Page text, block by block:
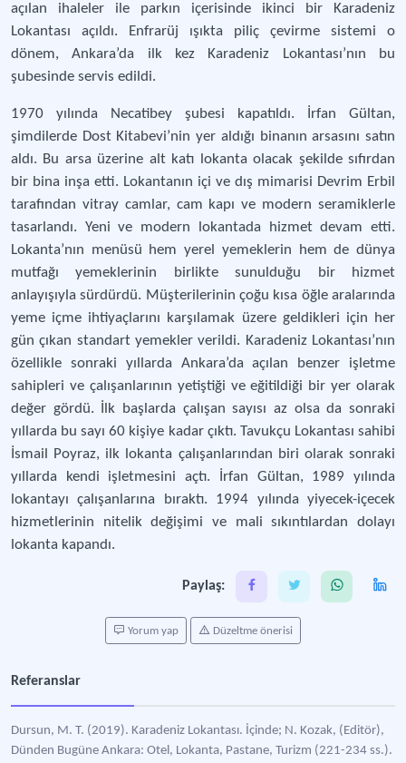
açılan ihaleler ile parkın içerisinde ikinci bir Karadeniz
Lokantası açıldı. Enfrarüj ışıkta piliç çevirme sistemi o
dönem, Ankara’da ilk kez Karadeniz Lokantası’nın bu
şubesinde servis edildi.
1970 yılında Necatibey şubesi kapatıldı. İrfan Gültan,
şimdilerde Dost Kitabevi’nin yer aldığı binanın arsasını satın
aldı. Bu arsa üzerine alt katı lokanta olacak şekilde sıfırdan
bir bina inşa etti. Lokantanın içi ve dış mimarisi Devrim Erbil
tarafından vitray camlar, cam kapı ve modern seramiklerle
tasarlandı. Yeni ve modern lokantada hizmet devam etti.
Lokanta’nın menüsü hem yerel yemeklerin hem de dünya
mutfağı yemeklerinin birlikte sunulduğu bir hizmet
anlayışıyla sürdürdü. Müşterilerinin çoğu kısa öğle aralarında
yeme içme ihtiyaçlarını karşılamak üzere geldikleri için her
gün çıkan standart yemekler verildi. Karadeniz Lokantası’nın
özellikle sonraki yıllarda Ankara’da açılan benzer işletme
sahipleri ve çalışanlarının yetiştiği ve eğitildiği bir yer olarak
değer gördü. İlk başlarda çalışan sayısı az olsa da sonraki
yıllarda bu sayı 60 kişiye kadar çıktı. Tavukçu Lokantası sahibi
İsmail Poyraz, ilk lokanta çalışanlarından biri olarak sonraki
yıllarda kendi işletmesini açtı. İrfan Gültan, 1989 yılında
lokantayı çalışanlarına bıraktı. 1994 yılında yiyecek-içecek
hizmetlerinin nitelik değişimi ve mali sıkıntılardan dolayı
lokanta kapandı.
Paylaş:
Yorum yap Düzeltme önerisi
Referanslar
Dursun, M. T. (2019). Karadeniz Lokantası. İçinde; N. Kozak, (Editör),
Dünden Bugüne Ankara: Otel, Lokanta, Pastane, Turizm (221-234 ss.).